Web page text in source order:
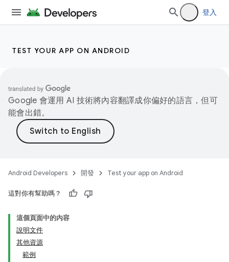
登入
TEST YOUR APP ON ANDROID
Google 會運用 AI 技術將內容翻譯成你偏好的語言，但可
能會出錯。
Android Developers 開發 Test your app on Android
這對你有幫助嗎？
這個頁面中的內容
說明文件
其他資源
範例